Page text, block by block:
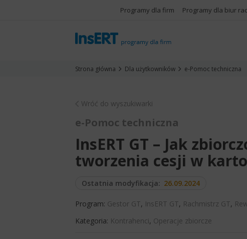
Programy dla firm Programy dla biur
Strona główna Dla użytkowników e-Pomoc techniczna
Wróć do wyszukiwarki
e-Pomoc techniczna
InsERT GT – Jak
tworzenia cesji w
Ostatnia modyfikacja: 26.09.2024
Program: Gestor GT, InsERT GT, Rachmistrz GT,
Kategoria: Kontrahenci, Operacje zbiorcze